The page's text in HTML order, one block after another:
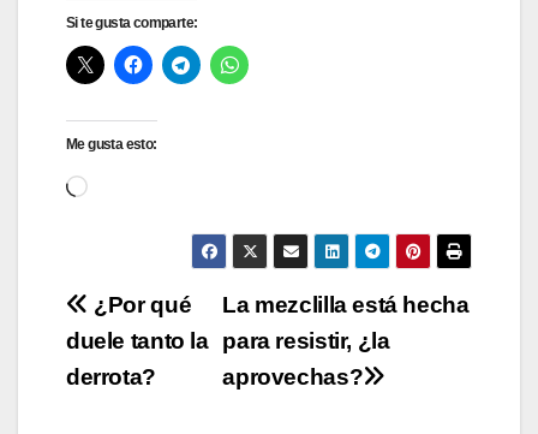
Si te gusta comparte:
Me gusta esto:
Cargando...
Navegación
de
La mezclilla está hecha
para resistir, ¿la
aprovechas?
¿Por qué
duele tanto la
derrota?